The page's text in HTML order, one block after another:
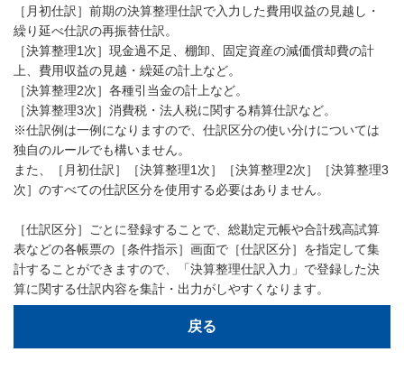
［月初仕訳］前期の決算整理仕訳で入力した費用収益の見越し・
繰り延べ仕訳の再振替仕訳。
［決算整理1次］現金過不足、棚卸、固定資産の減価償却費の計
上、費用収益の見越・繰延の計上など。
［決算整理2次］各種引当金の計上など。
［決算整理3次］消費税・法人税に関する精算仕訳など。
※仕訳例は一例になりますので、仕訳区分の使い分けについては
独自のルールでも構いません。
また、［月初仕訳］［決算整理1次］［決算整理2次］［決算整理3
次］のすべての仕訳区分を使用する必要はありません。
［仕訳区分］ごとに登録することで、総勘定元帳や合計残高試算
表などの各帳票の［条件指示］画面で［仕訳区分］を指定して集
計することができますので、「決算整理仕訳入力」で登録した決
算に関する仕訳内容を集計・出力がしやすくなります。
戻る